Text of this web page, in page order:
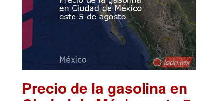
Precio de la gasolina en